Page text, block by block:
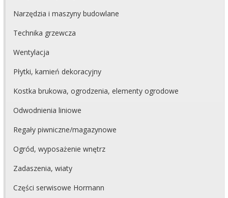
Narzędzia i maszyny budowlane
Technika grzewcza
Wentylacja
Płytki, kamień dekoracyjny
Kostka brukowa, ogrodzenia, elementy ogrodowe
Odwodnienia liniowe
Regały piwniczne/magazynowe
Ogród, wyposażenie wnętrz
Zadaszenia, wiaty
Części serwisowe Hormann